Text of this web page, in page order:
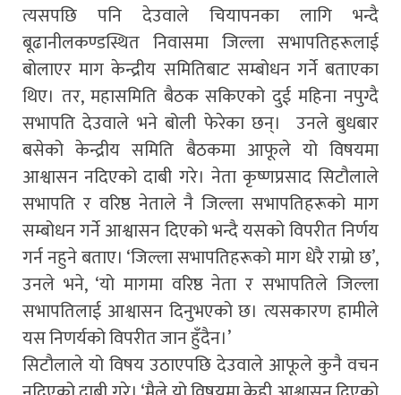
त्यसपछि पनि देउवाले चियापनका लागि भन्दै
बूढानीलकण्डस्थित निवासमा जिल्ला सभापतिहरूलाई
बोलाएर माग केन्द्रीय समितिबाट सम्बोधन गर्ने बताएका
थिए। तर, महासमिति बैठक सकिएको दुई महिना नपुग्दै
सभापति देउवाले भने बोली फेरेका छन्। उनले बुधबार
बसेको केन्द्रीय समिति बैठकमा आफूले यो विषयमा
आश्वासन नदिएको दाबी गरे। नेता कृष्णप्रसाद सिटौलाले
सभापति र वरिष्ठ नेताले नै जिल्ला सभापतिहरूको माग
सम्बोधन गर्ने आश्वासन दिएको भन्दै यसको विपरीत निर्णय
गर्न नहुने बताए। ‘जिल्ला सभापतिहरूको माग धेरै राम्रो छ’,
उनले भने, ‘यो मागमा वरिष्ठ नेता र सभापतिले जिल्ला
सभापतिलाई आश्वासन दिनुभएको छ। त्यसकारण हामीले
यस निणर्यको विपरीत जान हुँदैन।’
सिटौलाले यो विषय उठाएपछि देउवाले आफूले कुनै वचन